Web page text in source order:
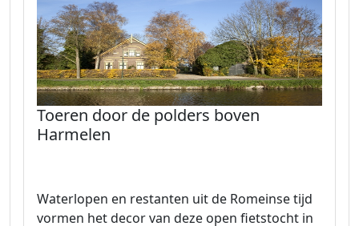
Toeren door de polders boven
Harmelen
Waterlopen en restanten uit de Romeinse tijd
vormen het decor van deze open fietstocht in